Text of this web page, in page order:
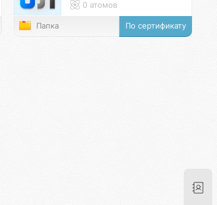
0 атомов
Папка По сертификату